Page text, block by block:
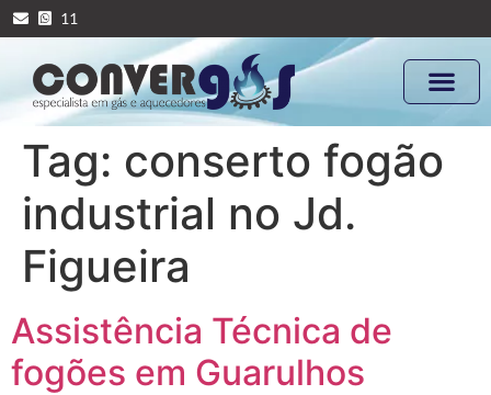
11
Tag: conserto fogão
industrial no Jd.
Figueira
Assistência Técnica de
fogões em Guarulhos